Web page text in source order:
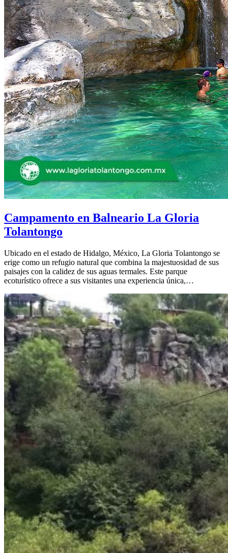
Campamento en Balneario La Gloria
Tolantongo
Ubicado en el estado de Hidalgo, México, La Gloria Tolantongo se
erige como un refugio natural que combina la majestuosidad de sus
paisajes con la calidez de sus aguas termales. Este parque
ecoturístico ofrece a sus visitantes una experiencia única,…